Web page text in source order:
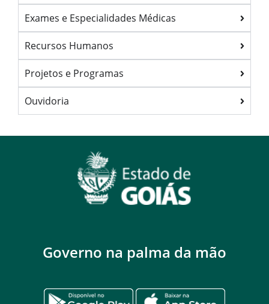
Exames e Especialidades Médicas
Recursos Humanos
Projetos e Programas
Ouvidoria
Governo na palma da mão